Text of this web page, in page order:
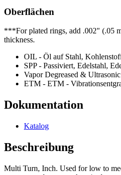
Oberflächen
***For plated rings, add .002" (.05
thickness.
OIL - Öl auf Stahl,
SPP - Passiviert, Edelstahl,
Vapor Degreased &
ETM - ETM -
Dokumentation
Katalog
Beschreibung
Multi Turn, Inch. Used for low to